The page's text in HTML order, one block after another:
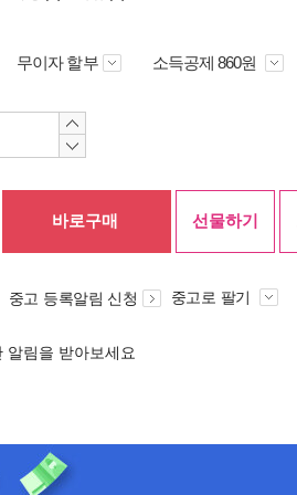
무이자 할부 소득공제 860원
바로구매 선물하기
중고 등록알림 신청 중고로 팔기
알림을 받아보세요